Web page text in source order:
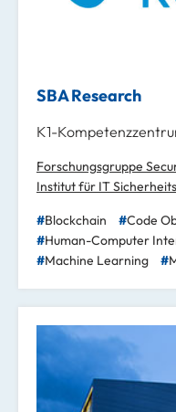
SBA Research
K1-
Forschungsgruppe
Institut für IT
Blockchain
Code
Human-Computer
Machine Learning